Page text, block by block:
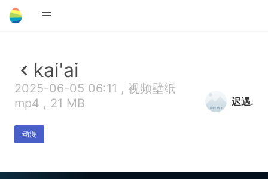
kai'ai
2025-06-05 06:11 , 视频壁纸
mp4 , 21 MB
动漫
迟遇.